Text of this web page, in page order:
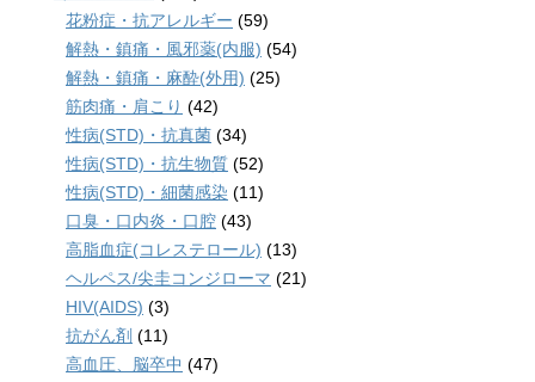
花粉症・抗アレルギー (59)
解熱・鎮痛・風邪薬(内服) (54)
解熱・鎮痛・麻酔(外用) (25)
筋肉痛・肩こり (42)
性病(STD)・抗真菌 (34)
性病(STD)・抗生物質 (52)
性病(STD)・細菌感染 (11)
口臭・口内炎・口腔 (43)
高脂血症(コレステロール) (13)
ヘルペス/尖圭コンジローマ (21)
HIV(AIDS) (3)
抗がん剤 (11)
高血圧、脳卒中 (47)